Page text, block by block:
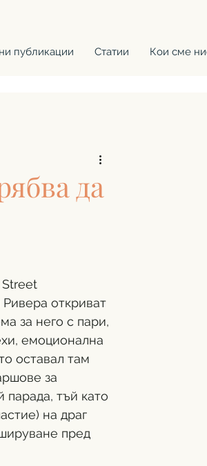
публикации Статии Кои сме
да
откриват
за него с пари,
емоционална
оставал там
за
парада, тъй като
на драг
пред